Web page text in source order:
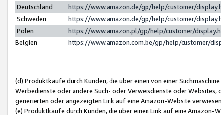
Deutschland
https://www.amazon.de/gp/help/customer/
Schweden
https://www.amazon.de/gp/help/customer/
Polen
https://www.amazon.pl/gp/help/customer/
Belgien
https://www.amazon.com.be/gp/help/customer/
(d) Produktkäufe durch Kunden, die über einen von einer
Werbedienste oder andere Such- oder Verweisdienste oder Websites,
generierten oder angezeigten Link auf eine Amazon-Website
(e) Produktkäufe durch Kunden, die über einen Link auf eine